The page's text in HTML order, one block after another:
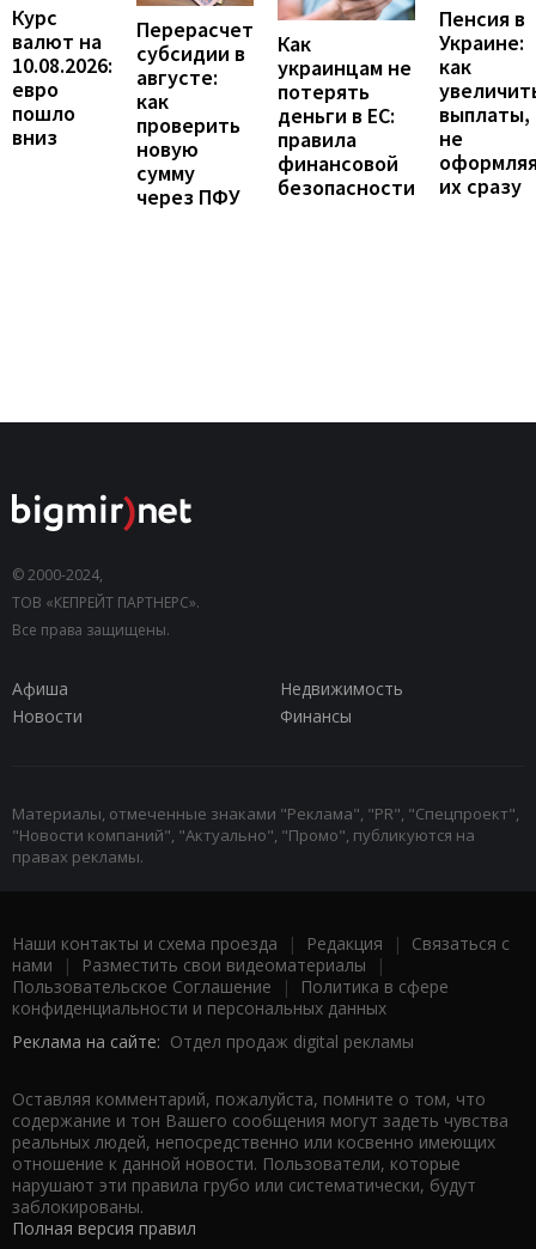
Курс
валют на
10.08.2026:
евро
пошло
вниз
Перерасчет
субсидии в
августе:
как
проверить
новую
сумму
через ПФУ
Как
украинцам не
потерять
деньги в ЕС:
правила
финансовой
безопасности
Пенсия в
Украине:
как
выплаты,
не
их сразу
© 2000-2024,
ТОВ «КЕПРЕЙТ ПАРТНЕРС».
Все права защищены.
Афиша
Недвижимость
Новости
Финансы
Материалы, отмеченные знаками "Реклама", "PR", "Спецпроект",
"Новости компаний", "Актуально", "Промо", публикуются на
правах рекламы.
Наши контакты и схема проезда | Редакция | Связаться с
нами | Разместить свои видеоматериалы |
Пользовательское Соглашение |
Политика в сфере
конфиденциальности и персональных данных
Реклама на сайте: Отдел продаж digital рекламы
Оставляя комментарий, пожалуйста, помните о том, что
содержание и тон Вашего сообщения могут задеть чувства
реальных людей, непосредственно или косвенно имеющих
отношение к данной новости. Пользователи, которые
нарушают эти правила грубо или систематически, будут
заблокированы.
Полная версия правил